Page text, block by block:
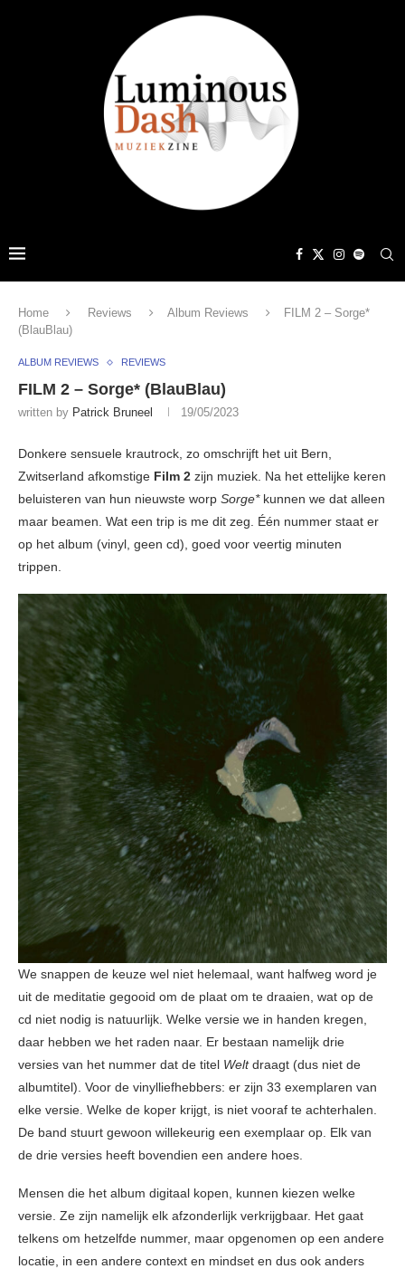
Home Reviews Album Reviews
FILM 2 – Sorge*
(BlauBlau)
ALBUM REVIEWS REVIEWS
FILM 2 – Sorge* (BlauBlau)
written by Patrick Bruneel 19/05/2023
Donkere sensuele krautrock, zo omschrijft het uit Bern,
Zwitserland afkomstige Film 2 zijn muziek. Na het ettelijke keren
beluisteren van hun nieuwste worp Sorge* kunnen we dat alleen
maar beamen. Wat een trip is me dit zeg. Één nummer staat er
op het album (vinyl, geen cd), goed voor veertig minuten
trippen.
We snappen de keuze wel niet helemaal, want halfweg word je
uit de meditatie gegooid om de plaat om te draaien, wat op de
cd niet nodig is natuurlijk. Welke versie we in handen kregen,
daar hebben we het raden naar. Er bestaan namelijk drie
versies van het nummer dat de titel Weltdraagt (dus niet de
albumtitel). Voor de vinylliefhebbers: er zijn 33 exemplaren van
elke versie. Welke de koper krijgt, is niet vooraf te achterhalen.
De band stuurt gewoon willekeurig een exemplaar op. Elk van
de drie versies heeft bovendien een andere hoes.
Mensen die het album digitaal kopen, kunnen kiezen welke
versie. Ze zijn namelijk elk afzonderlijk verkrijgbaar. Het gaat
telkens om hetzelfde nummer, maar opgenomen op een andere
locatie, in een andere context en mindset en dus ook anders